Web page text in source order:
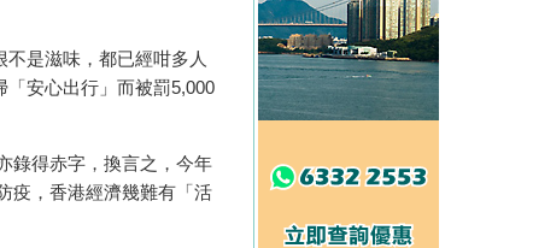
是滋味，都已經咁多人
安心出行」而被罰5,000
錄得赤字，換言之，今年
疫，香港經濟幾難有「活